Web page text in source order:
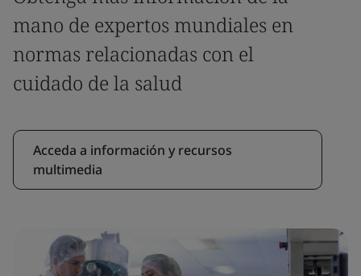
mano de expertos mundiales en
normas relacionadas con el
cuidado de la salud
Acceda a información y recursos
multimedia